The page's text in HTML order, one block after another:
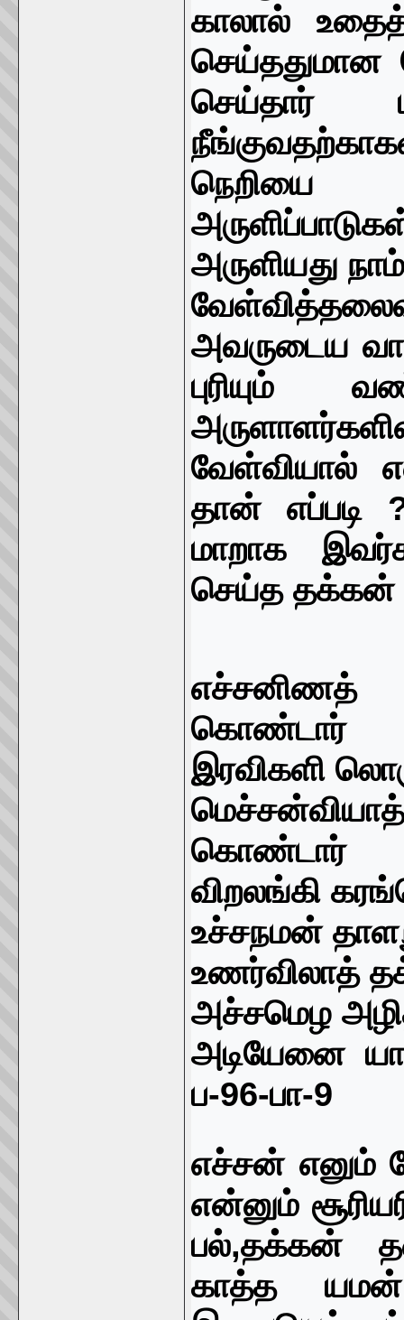
காலால்
செய்ததுமான
செய்தார்
நெறியை
அருளியது
அவருடைய
புரியும்
தான் எப்படி
மாறாக
செய்த தக்கன்
கொண்டார்
இரவிகளி
கொண்டார்
விறலங்கி
உச்சநமன்
உணர்விலாத்
அச்சமெழ
அடியேனை
ப-96-பா-9
எச்சன் எனும்
என்னும்
பல்,தக்கன்
காத்த